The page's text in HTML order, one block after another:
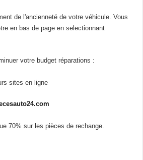
de l'ancienneté de votre véhicule. Vous
en bas de page en selectionnant
votre budget réparations :
sites en ligne
70% sur les pièces de rechange.